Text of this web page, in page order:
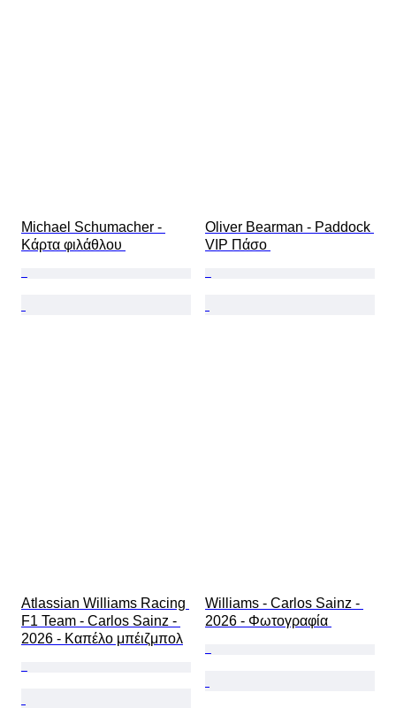
Michael Schumacher -
Κάρτα φιλάθλου
Oliver Bearman - Paddock
VIP Πάσο
Atlassian Williams Racing
F1 Team - Carlos Sainz -
2026 - Καπέλο μπέιζμπολ
Williams - Carlos Sainz -
2026 - Φωτογραφία